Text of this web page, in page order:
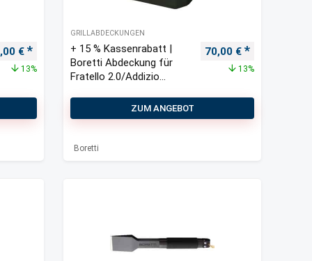
Preis war: 40,00 €
€ Aktueller Preis ist: 35,00 €.
13%
GRILLABDECKUNGEN
+ 15 % Kassenrabatt |
Boretti Abdeckung für
Fratello 2.0/Addizio
Ursprünglicher Preis
70,00 € Aktueller
13%
ZUM ANGEBOT
Boretti